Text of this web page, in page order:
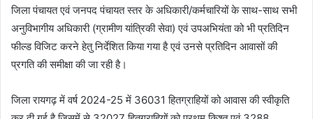
जिला पंचायत एवं जनपद पंचायत स्तर के अधिकारी/कर्मचारियों के साथ-साथ सभी
अनुविभागीय अधिकारी (ग्रामीण यांत्रिकी सेवा) एवं उपअभियंता को भी प्रतिदिन
फील्ड विजिट करने हेतु निर्देशित किया गया है एवं उनसे प्रतिदिन आवासों की
प्रगति की समीक्षा की जा रही है।
जिला रायगढ़ में वर्ष 2024-25 में 36031 हितग्राहियों को आवास की स्वीकृति